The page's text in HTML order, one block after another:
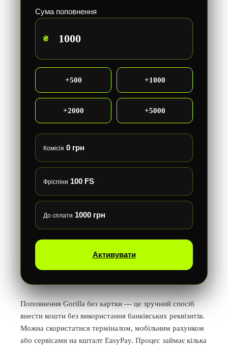
Сума поповнення
₴
+500 +1000
+2000 +5000
Комісія 0 грн
Фріспіни 100 FS
До сплати 1000 грн
Активувати
Поповнення Gorilla без картки — це зручний спосіб
внести кошти без використання банківських реквізитів.
Можна скористатися терміналом, мобільним рахунком
або сервісами на кшталт EasyPay. Процес займає кілька